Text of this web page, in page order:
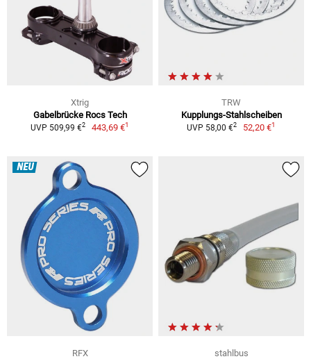
Xtrig
Gabelbrücke Rocs Tech
UVP 509,99 €2 443,69 €1
TRW
Kupplungs-Stahlscheiben
UVP 58,00 €2 52,20 €1
NEU
RFX
stahlbus